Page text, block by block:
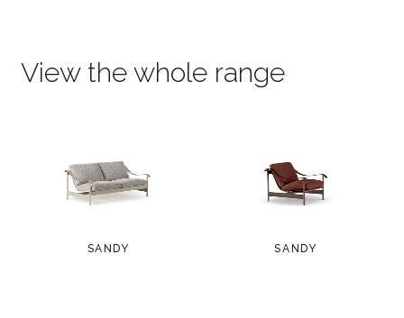
View the whole range
SANDY SANDY